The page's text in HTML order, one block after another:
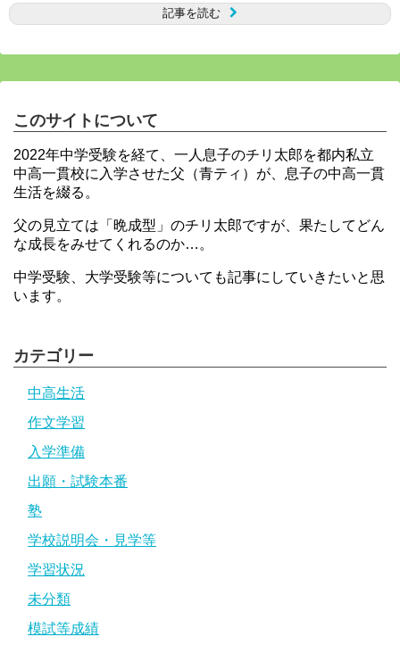
記事を読む
このサイトについて
2022年中学受験を経て、一人息子のチリ太郎を都内私立
中高一貫校に入学させた父（青ティ）が、息子の中高一貫
生活を綴る。
父の見立ては「晩成型」のチリ太郎ですが、果たしてどん
な成長をみせてくれるのか…。
中学受験、大学受験等についても記事にしていきたいと思
います。
カテゴリー
中高生活
作文学習
入学準備
出願・試験本番
塾
学校説明会・見学等
学習状況
未分類
模試等成績